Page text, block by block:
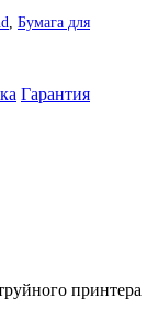
Бумага для
Гарантия
принтера